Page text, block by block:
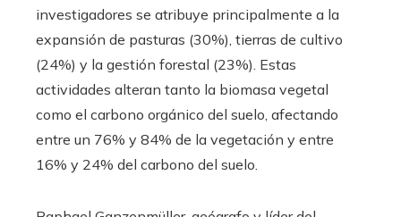
investigadores se atribuye principalmente a la
expansión de pasturas (30%), tierras de cultivo
(24%) y la gestión forestal (23%). Estas
actividades alteran tanto la biomasa vegetal
como el carbono orgánico del suelo, afectando
entre un 76% y 84% de la vegetación y entre
16% y 24% del carbono del suelo.